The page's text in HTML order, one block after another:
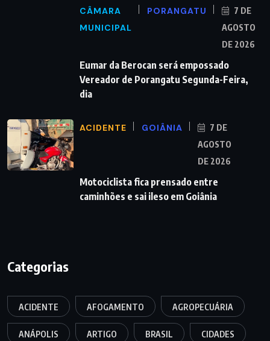
CÂMARA
MUNICIPAL
PORANGATU
7 DE
AGOSTO
DE 2026
Eumar da Berocan será empossado
Vereador de Porangatu Segunda-Feira,
dia
ACIDENTE GOIÂNIA
7 DE
AGOSTO
DE 2026
Motociclista fica prensado entre
caminhões e sai ileso em Goiânia
Categorias
ACIDENTE AFOGAMENTO AGROPECUÁRIA
ANÁPOLIS ARTIGO BRASIL CIDADES